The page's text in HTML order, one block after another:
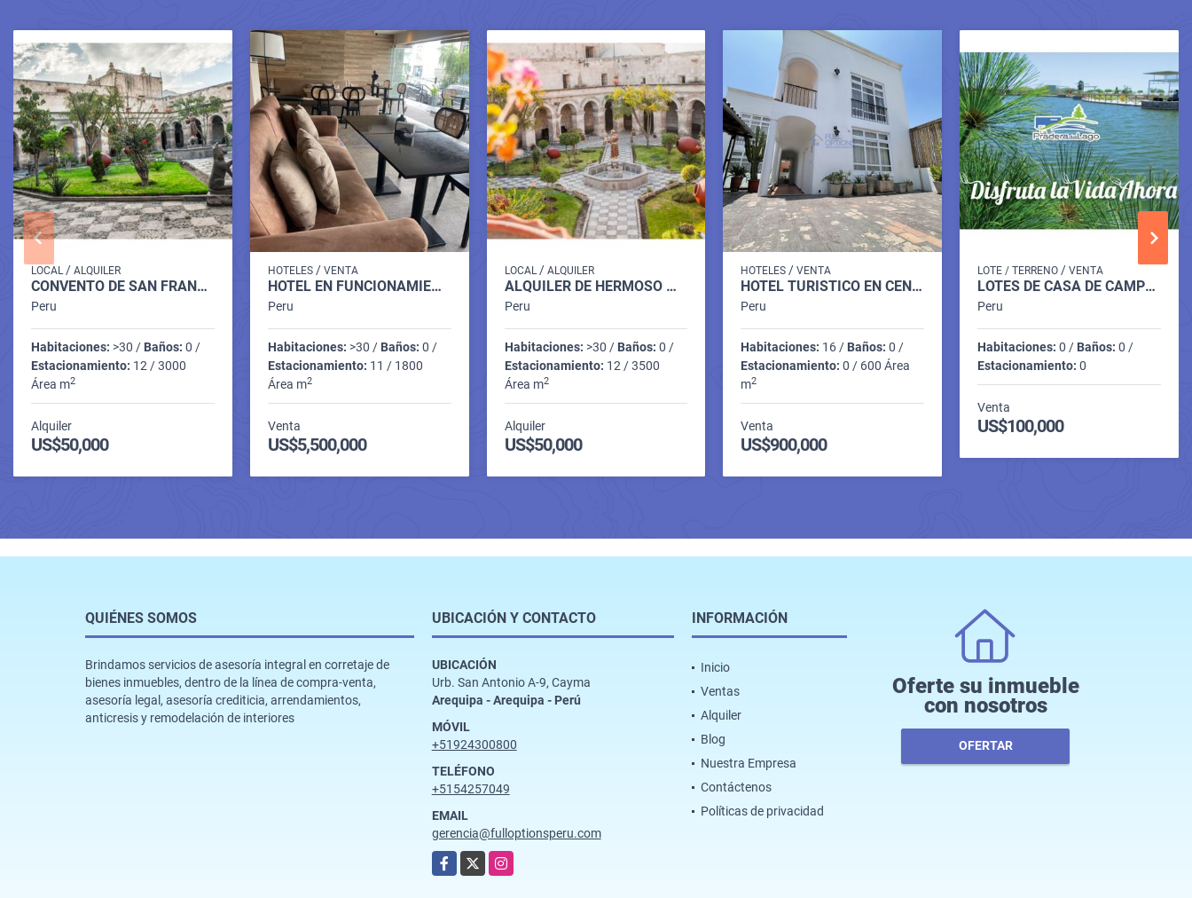
LOCAL / ALQUILER
CONVENTO DE SAN FRANCISCO AREQUIPA PERÚ
Peru
Habitaciones: >30 / Baños: 0 /
Estacionamiento: 12 / 3000
Área m2
Alquiler
US$50,000
HOTELES/ VENTA
HOTEL EN FUNCIONAMIENTO EN SAN ISIDRO LIMA
Peru
Habitaciones: >30 / Baños: 0 /
Estacionamiento: 11 / 1800
Área m2
Venta
US$5,500,000
LOCAL / ALQUILER
ALQUILER DE HERMOSO MONUMENTO HISTÓRICO
Peru
Habitaciones: >30 / Baños: 0 /
Estacionamiento: 12 / 3500
Área m2
Alquiler
US$50,000
HOTELES /VENTA
HOTEL TURISTICO EN CENTRO HISTORICO DE AREQUIPA
Peru
Habitaciones: 16 / Baños: 0 /
Estacionamiento: 0 / 600 Área
m2
Venta
US$900,000
LOTE / TERRENO /VENTA
LOTES DE CASA DE CAMPO EN LA JOYA
Peru
Habitaciones: 0 / Baños: 0 /
Estacionamiento: 0
Venta
US$100,000
QUIÉNES SOMOS
Brindamos servicios de asesoría integral en corretaje de
bienes inmuebles, dentro de la línea de compra-venta,
asesoría legal, asesoría crediticia, arrendamientos,
anticresis y remodelación de interiores
UBICACIÓN Y CONTACTO
UBICACIÓN
Urb. San Antonio A-9, Cayma
Arequipa - Arequipa - Perú
MÓVIL
+51924300800
TELÉFONO
+5154257049
EMAIL
gerencia@fulloptionsperu.com
Facebook
X Instagram
INFORMACIÓN
Inicio
Ventas
Alquiler
Blog
Nuestra Empresa
Contáctenos
Políticas de privacidad
Oferte su inmueble
con nosotros
OFERTAR